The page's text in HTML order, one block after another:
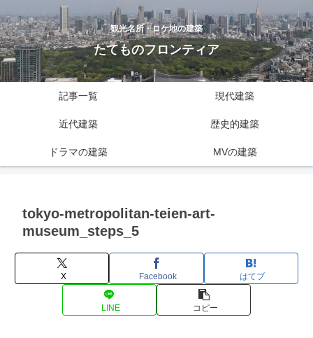
観光名所・ロケ地の建築
たてものフロンティア
記事一覧 現代建築
近代建築 歴史的建築
ドラマの建築 MVの建築
tokyo-metropolitan-teien-art-
museum_steps_5
X Facebook はてブ
LINE コピー